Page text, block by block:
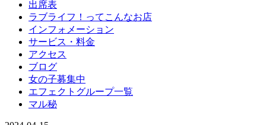
出席表
ラブライフ！ってこんなお店
インフォメーション
サービス・料金
アクセス
ブログ
女の子募集中
エフェクトグループ一覧
マル秘